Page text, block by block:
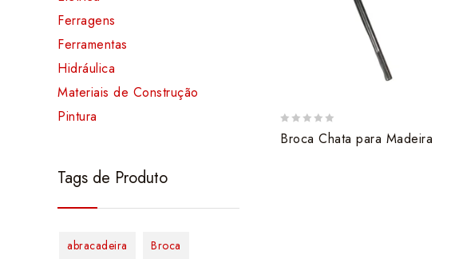
out
Broca Chata para Madeira
Ferragens
Ferramentas
Hidráulica
Materiais de Construção
Pintura
Tags de Produto
abracadeira Broca